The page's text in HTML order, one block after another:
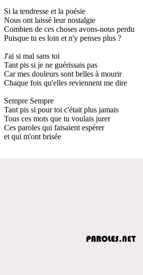
Si la tendresse et la poésie
Nous ont laissé leur nostalgie
Combien de ces choses avons-nous perdu
Puisque tu es loin et n'y penses plus ?
J'ai si mal sans toi
Tant pis si je ne guérissais pas
Car mes douleurs sont belles à mourir
Chaque fois qu'elles reviennent me dire
Sempre Sempre
Tant pis si pour toi c'était plus jamais
Tous ces mots que tu voulais jurer
Ces paroles qui faisaient espérer
et qui m'ont brisée